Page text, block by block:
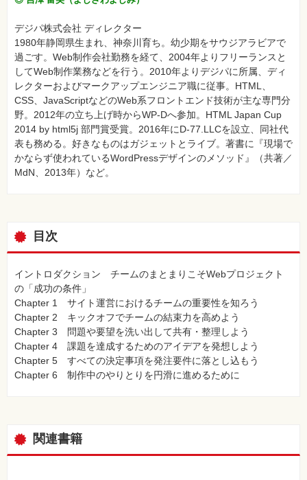
デジパ株式会社 ディレクター
1980年静岡県生まれ、神奈川育ち。幼少期をサウジアラビアで
過ごす。Web制作会社勤務を経て、2004年よりフリーランスと
してWeb制作業務などを行う。2010年よりデジパに所属、ディ
レクターおよびマークアップエンジニア職に従事。HTML、
CSS、JavaScriptなどのWeb系フロントエンド技術が主な専門分
野。2012年の立ち上げ時からWP-Dへ参加。HTML Japan Cup
2014 by html5j 部門賞受賞。2016年にD-77.LLCを設立、同社代
表も務める。好きなものはガジェットとライブ。著書に『現場で
かならず使われているWordPressデザインのメソッド』（共著／
MdN、2013年）など。
目次
イントロダクション チームのまとまりこそWebプロジェクト
の「成功の条件」
Chapter 1 サイト運営におけるチームの重要性を知ろう
Chapter 2 キックオフでチームの結束力を高めよう
Chapter 3 問題や要望を洗い出して共有・整理しよう
Chapter 4 課題を達成するためのアイデアを発想しよう
Chapter 5 すべての決定事項を発注要件に落とし込もう
Chapter 6 制作中のやりとりを円滑に進めるために
関連書籍